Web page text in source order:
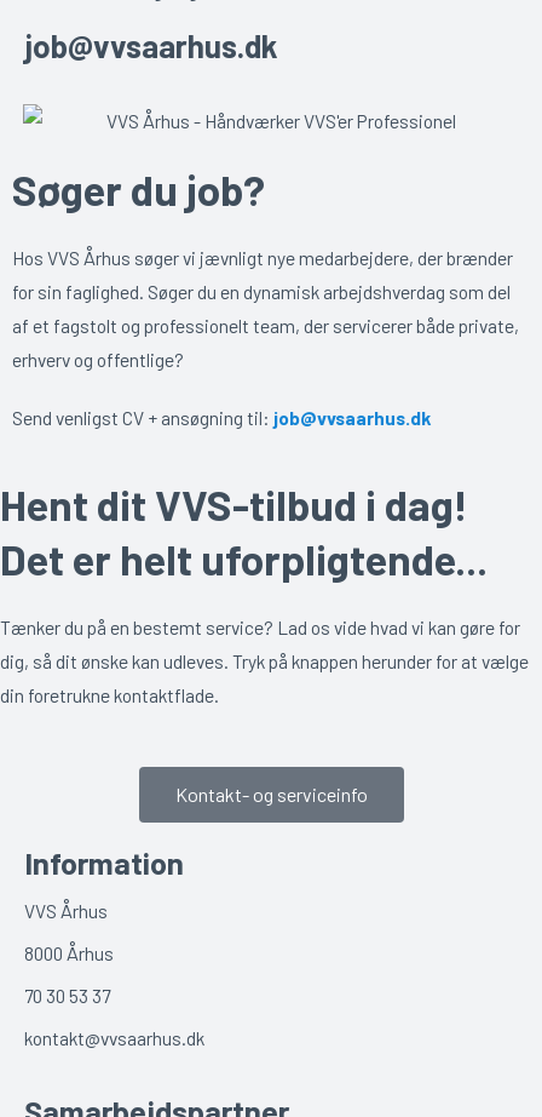
job@vvsaarhus.dk
Søger du job?
Hos VVS Århus søger vi jævnligt nye medarbejdere, der brænder
for sin faglighed. Søger du en dynamisk arbejdshverdag som del
af et fagstolt og professionelt team, der servicerer både private,
erhverv og offentlige?
Send venligst CV + ansøgning til: job@vvsaarhus.dk
Hent dit VVS-tilbud i dag!
Det er helt uforpligtende...
Tænker du på en bestemt service? Lad os vide hvad vi kan gøre for
dig, så dit ønske kan udleves. Tryk på knappen herunder for at vælge
din foretrukne kontaktflade.
Kontakt- og serviceinfo
Information
VVS Århus
8000 Århus
70 30 53 37
kontakt@vvsaarhus.dk